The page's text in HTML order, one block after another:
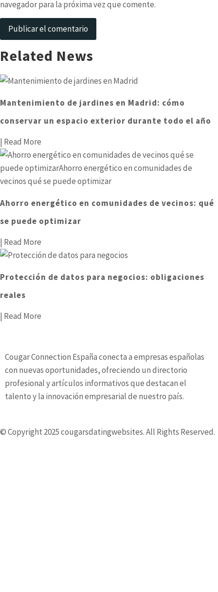
navegador para la próxima vez que comente.
Related News
Mantenimiento de jardines en Madrid: cómo
conservar un espacio exterior durante todo el año
| Read More
Ahorro energético en comunidades de vecinos: qué
se puede optimizar
| Read More
Protección de datos para negocios: obligaciones
reales
| Read More
Cougar Connection España conecta a empresas españolas
con nuevas oportunidades, ofreciendo un directorio
profesional y artículos informativos que destacan el
talento y la innovación empresarial de nuestro país.
© Copyright 2025 cougarsdatingwebsites. All Rights Reserved.